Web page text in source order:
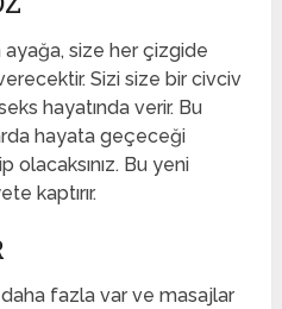
ayağa, size her çizgide
Sizi size bir civciv
hayatında verir. Bu
hayata geçeceği
olacaksınız. Bu yeni
kaptırır.
fazla var ve masajlar